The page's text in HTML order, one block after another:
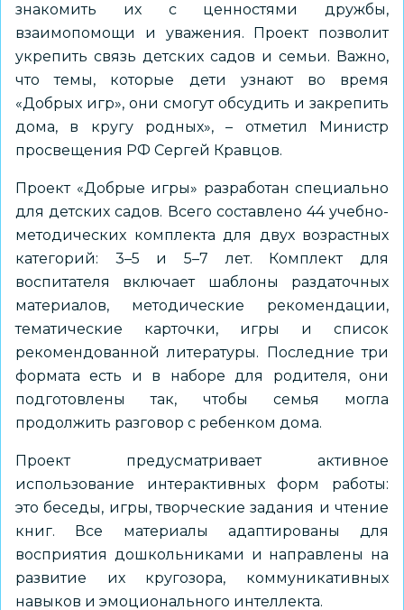
знакомить их с ценностями дружбы,
взаимопомощи и уважения. Проект позволит
укрепить связь детских садов и семьи. Важно,
что темы, которые дети узнают во время
«Добрых игр», они смогут обсудить и закрепить
дома, в кругу родных», – отметил Министр
просвещения РФ Сергей Кравцов.
Проект «Добрые игры» разработан специально
для детских садов. Всего составлено 44 учебно-
методических комплекта для двух возрастных
категорий: 3–5 и 5–7 лет. Комплект для
воспитателя включает шаблоны раздаточных
материалов, методические рекомендации,
тематические карточки, игры и список
рекомендованной литературы. Последние три
формата есть и в наборе для родителя, они
подготовлены так, чтобы семья могла
продолжить разговор с ребенком дома.
Проект предусматривает активное
использование интерактивных форм работы:
это беседы, игры, творческие задания и чтение
книг. Все материалы адаптированы для
восприятия дошкольниками и направлены на
развитие их кругозора, коммуникативных
навыков и эмоционального интеллекта.